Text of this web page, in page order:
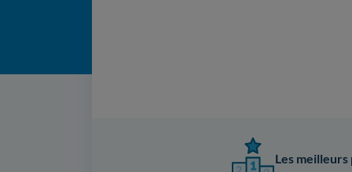
Les meilleurs